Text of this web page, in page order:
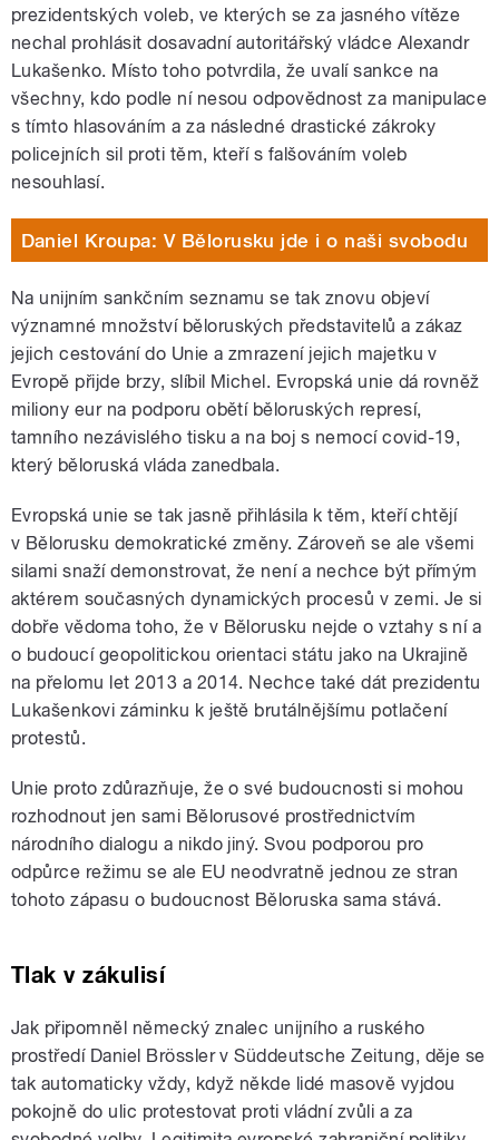
prezidentských voleb, ve kterých se za jasného vítěze
nechal prohlásit dosavadní autoritářský vládce Alexandr
Lukašenko. Místo toho potvrdila, že uvalí sankce na
všechny, kdo podle ní nesou odpovědnost za manipulace
s tímto hlasováním a za následné drastické zákroky
policejních sil proti těm, kteří s falšováním voleb
nesouhlasí.
Daniel Kroupa: V Bělorusku jde i o naši svobodu
Na unijním sankčním seznamu se tak znovu objeví
významné množství běloruských představitelů a zákaz
jejich cestování do Unie a zmrazení jejich majetku v
Evropě přijde brzy, slíbil Michel. Evropská unie dá rovněž
miliony eur na podporu obětí běloruských represí,
tamního nezávislého tisku a na boj s nemocí covid-19,
který běloruská vláda zanedbala.
Evropská unie se tak jasně přihlásila k těm, kteří chtějí
v Bělorusku demokratické změny. Zároveň se ale všemi
silami snaží demonstrovat, že není a nechce být přímým
aktérem současných dynamických procesů v zemi. Je si
dobře vědoma toho, že v Bělorusku nejde o vztahy s ní a
o budoucí geopolitickou orientaci státu jako na Ukrajině
na přelomu let 2013 a 2014. Nechce také dát prezidentu
Lukašenkovi záminku k ještě brutálnějšímu potlačení
protestů.
Unie proto zdůrazňuje, že o své budoucnosti si mohou
rozhodnout jen sami Bělorusové prostřednictvím
národního dialogu a nikdo jiný. Svou podporou pro
odpůrce režimu se ale EU neodvratně jednou ze stran
tohoto zápasu o budoucnost Běloruska sama stává.
Tlak v zákulisí
Jak připomněl německý znalec unijního a ruského
prostředí Daniel Brössler v Süddeutsche Zeitung, děje se
tak automaticky vždy, když někde lidé masově vyjdou
pokojně do ulic protestovat proti vládní zvůli a za